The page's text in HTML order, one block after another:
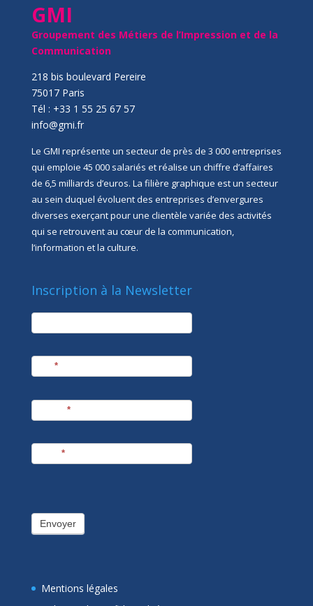
GMI
Groupement des Métiers de l’Impression et de la
Communication
218 bis boulevard Pereire
75017 Paris
Tél : +33 1 55 25 67 57
info@gmi.fr
Le GMI représente un secteur de près de 3 000 entreprises
qui emploie 45 000 salariés et réalise un chiffre d’affaires
de 6,5 milliards d’euros. La filière graphique est un secteur
au sein duquel évoluent des entreprises d’envergures
diverses exerçant pour une clientèle variée des activités
qui se retrouvent au cœur de la communication,
l’information et la culture.
Inscription à la Newsletter
newsletter
*
*
*
Envoyer
Mentions légales